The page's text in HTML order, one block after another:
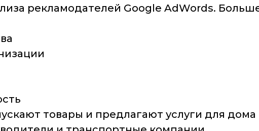
рекламодателей Google AdWords.
товары и предлагают услуги для дома